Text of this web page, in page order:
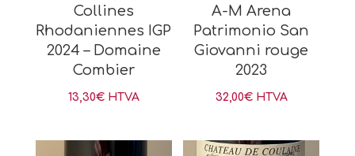
Collines
Rhodaniennes IGP
2024 – Domaine
Combier
13,30€ HTVA
A-M Arena
Patrimonio San
Giovanni rouge
2023
32,00€ HTVA